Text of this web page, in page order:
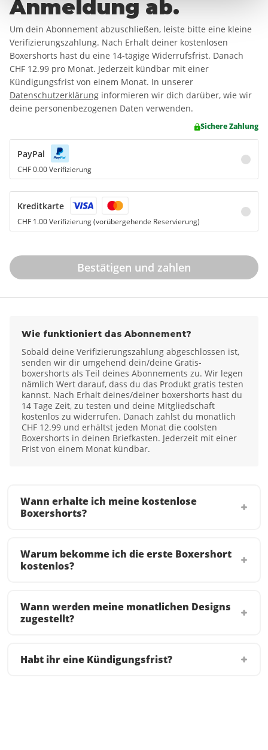
Anmeldung ab.
Um dein Abonnement abzuschließen, leiste bitte eine kleine
Verifizierungszahlung. Nach Erhalt deiner kostenlosen
Boxershorts hast du eine 14-tägige Widerrufsfrist. Danach
CHF 12.99 pro Monat. Jederzeit kündbar mit einer
Kündigungsfrist von einem Monat. In unserer
Datenschutzerklärung informieren wir dich darüber, wie wir
deine personenbezogenen Daten verwenden.
Sichere Zahlung
PayPal
CHF 0.00 Verifizierung
Kreditkarte
CHF 1.00 Verifizierung (vorübergehende Reservierung)
Bestätigen und zahlen
Wie funktioniert das Abonnement?
Sobald deine Verifizierungszahlung abgeschlossen ist,
senden wir dir umgehend dein/deine Gratis-
boxershorts als Teil deines Abonnements zu. Wir legen
nämlich Wert darauf, dass du das Produkt gratis testen
kannst. Nach Erhalt deines/deiner boxershorts hast du
14 Tage Zeit, zu testen und deine Mitgliedschaft
kostenlos zu widerrufen. Danach zahlst du monatlich
CHF 12.99 und erhältst jeden Monat die coolsten
Boxershorts in deinen Briefkasten. Jederzeit mit einer
Frist von einem Monat kündbar.
Wann erhalte ich meine kostenlose
Boxershorts?
Warum bekomme ich die erste Boxershort
kostenlos?
Wann werden meine monatlichen Designs
zugestellt?
Habt ihr eine Kündigungsfrist?